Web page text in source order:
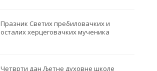
Празник Светих пребиловачких и
осталих херцеговачких мученика
Четврти дан Љетне духовне школе